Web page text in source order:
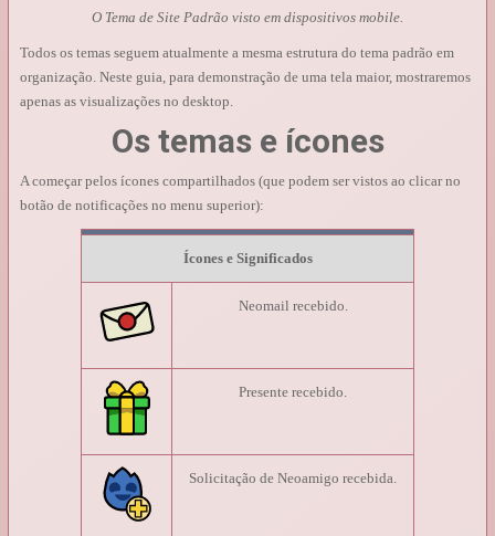
O Tema de Site Padrão visto em dispositivos mobile.
Todos os temas seguem atualmente a mesma estrutura do tema padrão em
organização. Neste guia, para demonstração de uma tela maior, mostraremos
apenas as visualizações no desktop.
Os temas e ícones
A começar pelos ícones compartilhados (que podem ser vistos ao clicar no
botão de notificações no menu superior):
Ícones e Significados
Neomail recebido.
Presente recebido.
Solicitação de Neoamigo recebida.